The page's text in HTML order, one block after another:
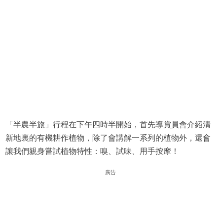
「半農半旅」行程在下午四時半開始，首先導賞員會介紹清
新地裏的有機耕作植物，除了會講解一系列的植物外，還會
讓我們親身嘗試植物特性：嗅、試味、用手按摩！
廣告